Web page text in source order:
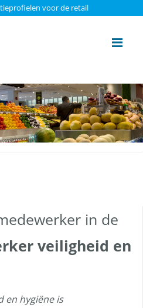
voor de retail
in de
veiligheid en
en hygiëne is